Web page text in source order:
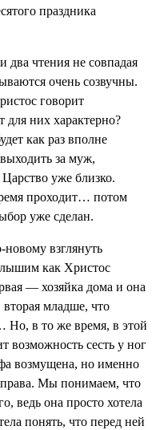
праздника
два чтения не совпадая
очень созвучны.
говорит
для них характерно?
как раз вполне
за муж,
Царство уже близко.
проходит… потом
уже сделан.
новому взглянуть
как Христос
— хозяйка дома и она
вторая младше, что
Но, в то же время, в этой
возможность сесть у ног
возмущена, но именно
права. Мы понимаем, что
ведь она просто хотела
понять, что перед ней